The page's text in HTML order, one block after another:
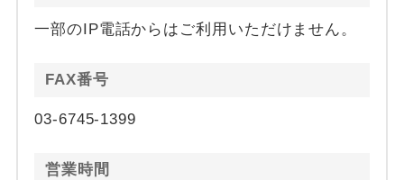
一部のIP電話からはご利用いただけません。
FAX番号
03-6745-1399
営業時間